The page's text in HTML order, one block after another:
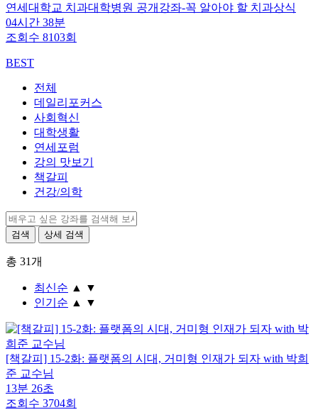
연세대학교 치과대학병원 공개강좌-꼭 알아야 할 치과상식
04시간 38분
조회수 8103회
BEST
전체
데일리포커스
사회혁신
대학생활
연세포럼
강의 맛보기
책갈피
건강/의학
총 31개
최신순 ▲
▼
인기순 ▲ ▼
[책갈피] 15-2화: 플랫폼의 시대, 거미형 인재가 되자 with 박희
준 교수님
13분 26초
조회수 3704회